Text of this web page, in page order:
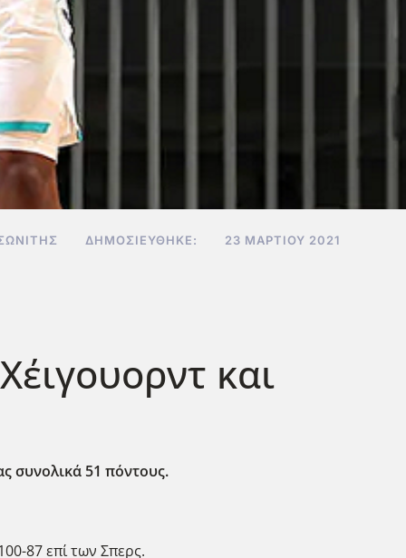
ΔΗΜΟΣΙΕΎΘΗΚΕ: 23 ΜΑΡΤΊΟΥ 2021
και
συνολικά 51 πόντους.
87 επί των Σπερς.